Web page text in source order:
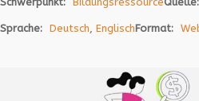
Sprache: Deutsch, EnglischFormat: